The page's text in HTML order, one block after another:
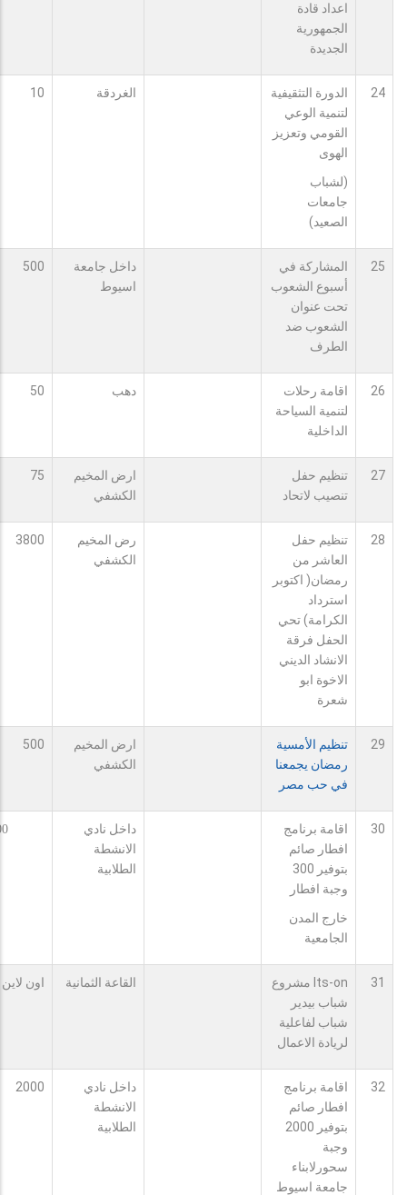
اعداد قادة
الجمهورية
الجديدة
24
الدورة التثقيفية
لتنمية الوعي
القومي وتعزيز
الهوى
(لشباب
جامعات
الصعيد)
الغردقة 10
25
المشاركة في
أسبوع الشعوب
تحت عنوان
الشعوب ضد
الطرف
داخل جامعة
اسيوط
500
26
اقامة رحلات
لتنمية السياحة
الداخلية
دهب 50
27
تنظيم حفل
تنصيب لاتحاد
ارض المخيم
الكشفي
75
28
تنظيم حفل
العاشر من
رمضان( اكتوبر
استرداد
الكرامة) تحي
الحفل فرقة
الانشاد الديني
الاخوة ابو
شعرة
رض المخيم
الكشفي
3800
29
تنظيم الأمسية
رمضان يجمعنا
في حب مصر
ارض المخيم
الكشفي
500
30
اقامة برنامج
افطار صائم
بتوفير 300
وجبة افطار
خارج المدن
الجامعية
داخل نادي
الانشطة
الطلابية
31
Its-on مشروع
شباب بيدير
شباب لفاعلية
لريادة الاعمال
القاعة الثمانية اون لاين
32
اقامة برنامج
افطار صائم
بتوفير 2000
وجبة
سحورلابناء
جامعة اسيوط
داخل نادي
الانشطة
الطلابية
2000